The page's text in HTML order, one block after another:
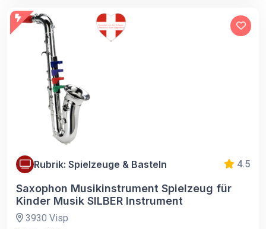
Rubrik: Spielzeuge & Basteln 4.5
Saxophon Musikinstrument Spielzeug für
Kinder Musik SILBER Instrument
3930 Visp